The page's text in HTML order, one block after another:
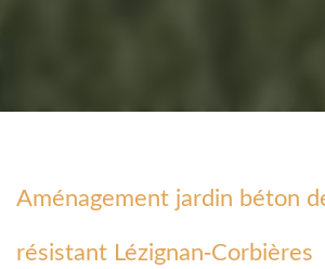
Aménagement jardin béton
résistant Lézignan-Corbières